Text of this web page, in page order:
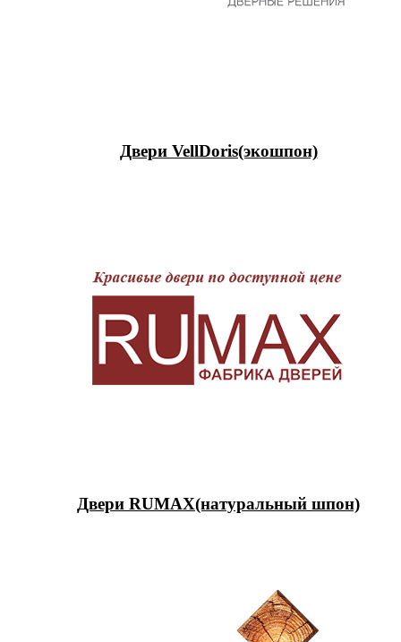
Двери VellDoris(экошпон)
Двери RUMAX(натуральный шпон)